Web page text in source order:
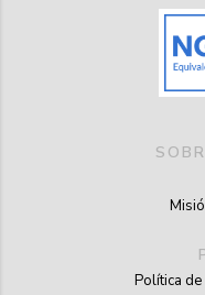
Política